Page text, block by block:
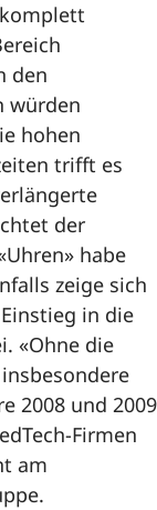
den
würden
hohen
trifft es
der
habe
zeige sich
in die
«Ohne die
2008 und 2009
Firmen
am